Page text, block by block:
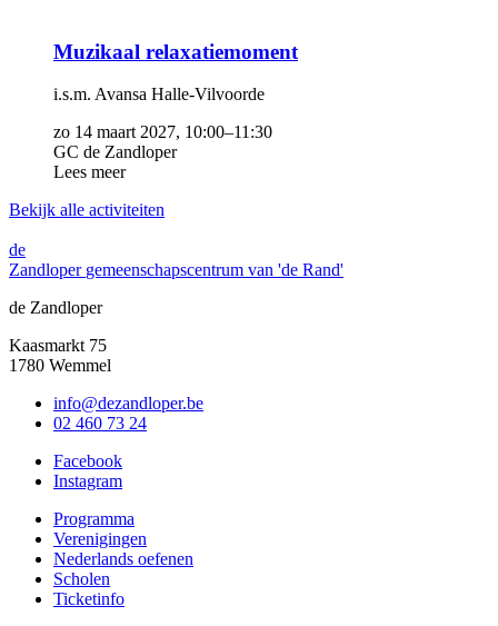
Muzikaal relaxatiemoment
i.s.m. Avansa Halle-Vilvoorde
zo 14 maart 2027, 10:00–11:30
GC de Zandloper
Lees meer
Bekijk alle activiteiten
de
Zandloper gemeenschapscentrum van 'de Rand'
de Zandloper
Kaasmarkt 75
1780 Wemmel
info@dezandloper.be
02 460 73 24
Facebook
Instagram
Programma
Verenigingen
Nederlands oefenen
Scholen
Ticketinfo